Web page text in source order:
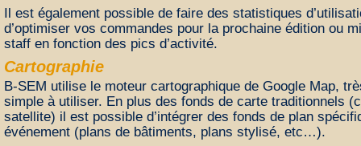
Il est également possible de faire des statistiques
d’optimiser vos commandes pour la prochaine édition ou
staff en fonction des pics d’activité.
Cartographie
B-SEM utilise le moteur cartographique de Google Map,
simple à utiliser. En plus des fonds de carte traditionnels
satellite) il est possible d’intégrer des fonds de plan
événement (plans de bâtiments, plans stylisé, etc…).